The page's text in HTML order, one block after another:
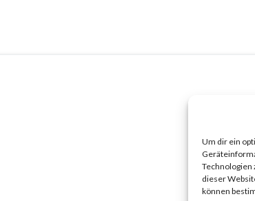
Um dir ein
Technologien
dieser
können